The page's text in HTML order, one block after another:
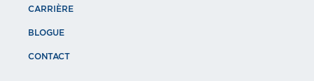
CARRIÈRE
BLOGUE
CONTACT